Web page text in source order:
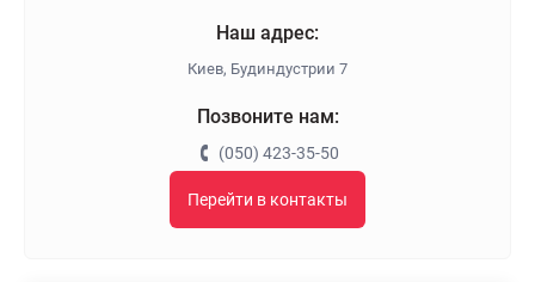
Наш адрес:
Киев, Будиндустрии 7
Позвоните нам:
(050) 423-35-50
Перейти в контакты